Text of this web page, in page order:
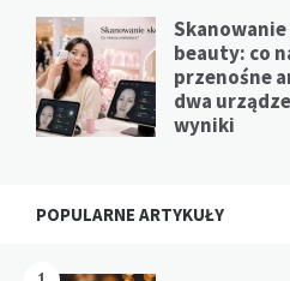
beauty: co
przenośne
dwa
wyniki
POPULARNE ARTYKUŁY